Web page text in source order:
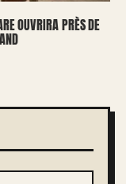
OUVRIRA PRÈS DE